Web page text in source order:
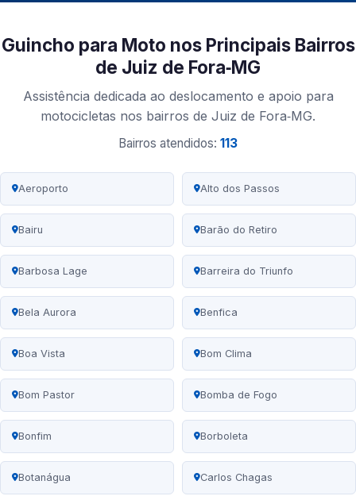
Guincho para Moto nos Principais Bairros
de Juiz de Fora‑MG
Assistência dedicada ao deslocamento e apoio para
motocicletas nos bairros de Juiz de Fora‑MG.
Bairros atendidos: 113
Aeroporto Alto dos Passos
Bairu Barão do Retiro
Barbosa Lage Barreira do Triunfo
Bela Aurora Benfica
Boa Vista Bom Clima
Bom Pastor Bomba de Fogo
Bonfim Borboleta
Botanágua Carlos Chagas